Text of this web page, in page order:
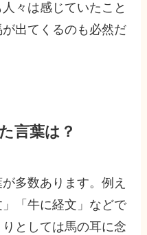
々は感じていたこと
出てくるのも必然だ
言葉は？
多数あります。例え
「牛に経文」などで
としては馬の耳に念